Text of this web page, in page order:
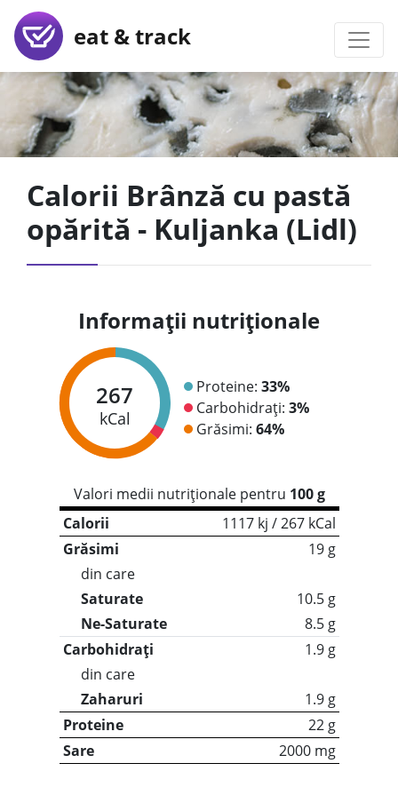
eat & track
Calorii Brânză cu pastă
opărită - Kuljanka (Lidl)
Informații nutriționale
267
kCal
Proteine: 33%
Carbohidrați: 3%
Grăsimi: 64%
Valori medii nutriționale pentru 100 g
Calorii
1117 kj / 267 kCal
Grăsimi
19 g
din care
Saturate
10.5 g
Ne-Saturate
8.5 g
Carbohidrați
1.9 g
din care
Zaharuri
1.9 g
Proteine
22 g
Sare
2000 mg